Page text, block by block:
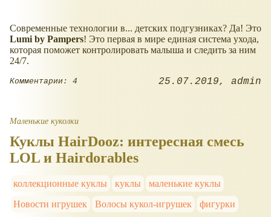
Современные технологии в... детских подгузниках? Да! Это
Lumi by Pampers! Это первая в мире единая система ухода,
которая поможет контролировать малыша и следить за ним
24/7.
Комментарии: 4 25.07.2019 admin
Маленькие куколки
Куклы HairDooz: интересная смесь
LOL и Hairdorables
коллекционные куклы куклы
маленькие куклы
Новости игрушек
Волосы кукол-игрушек фигурки